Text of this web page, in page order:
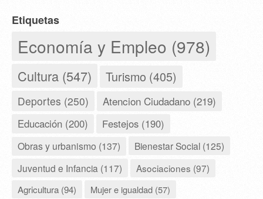
Etiquetas
Economía y Empleo (978)
Cultura (547) Turismo (405)
Deportes (250) Atencion Ciudadano (219)
Educación (200) Festejos (190)
Obras y urbanismo (137)
Bienestar Social (125)
Juventud e Infancia (117)
Asociaciones (97)
Agricultura (94)
Mujer e igualdad (57)